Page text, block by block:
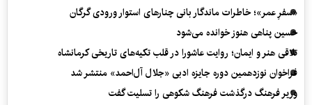
«سفرِ عمر»؛ خاطرات ماندگار بانی چنارهای استوار ورودی گرگان
حسین پناهی هنوز خوانده می‌شود
تلاقی هنر و ایمان؛ روایت عاشورا در قلب تکیه‌های تاریخی کرمانشاه
فراخوان نوزدهمین دوره جایزه ادبی «جلال آل‌احمد» منتشر شد
وزیر فرهنگ درگذشت فرهنگ شکوهی را تسلیت گفت